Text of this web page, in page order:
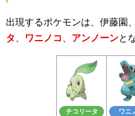
出現するポケモンは、伊藤園
タ 、 ワニノコ 、 アンノーンと
チコリータ ワニ